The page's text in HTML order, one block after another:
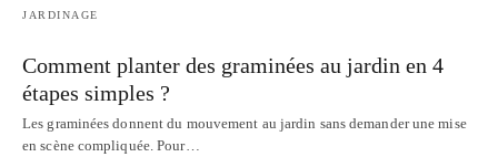
JARDINAGE
Comment planter des graminées au jardin en 4
étapes simples ?
Les graminées donnent du mouvement au jardin sans demander une mise
en scène compliquée. Pour…